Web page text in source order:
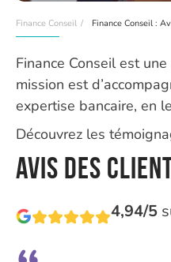
Finance Conseil Finance Conseil :
Finance Conseil est
mission est
expertise bancaire, en
Découvrez les
Avis des
4,94/5